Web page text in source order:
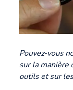
Pouvez-vous
sur la
outils et sur